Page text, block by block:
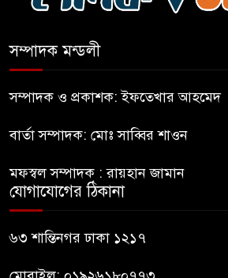
চালাচ্ছেন
জুলাই জাদুঘরে
সম্পাদক মন্ডলী
সম্পাদক ও প্রকাশক: ইফতেখার আহমেদ
বার্তা সম্পাদক: মোঃ সাব্বির শাওন
মফস্বল সম্পাদক : রায়হান জামান
যোগাযোগের ঠিকানা
৬৩ শান্তিনগর ঢাকা ১২১৭